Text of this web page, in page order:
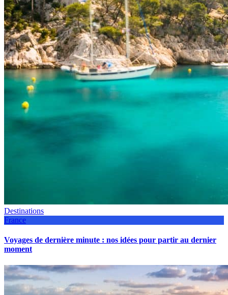
Destinations
France
Voyages de dernière minute : nos idées pour partir au dernier
moment